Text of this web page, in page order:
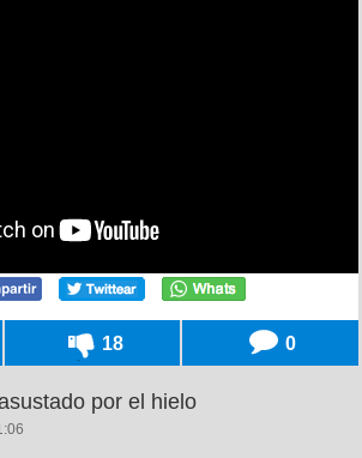
18 0
por el hielo